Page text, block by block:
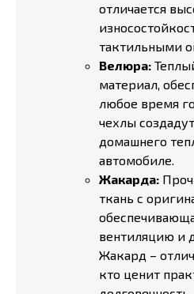
отличается
тактильными
Велюра:
материал,
любое время
чехлы
домашнего
автомобиле.
Жакарда:
ткань с
вентиляцию и
Жакард –
кто ценит